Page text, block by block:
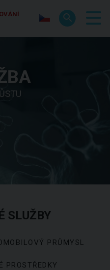
&
SLUŽEB
SLUŽBY
PRŮMYSL
PROSTŘEDKY